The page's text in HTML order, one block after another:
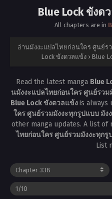
Blue Lock ขังด
All chapters are in
อ่านมังงะแปลไทยก่อนใคร ศูนย์ร
Lock ขังดวลแข้ง › Blue
Read the latest manga Blue
นมังงะแปลไทยก่อนใคร ศูนย์รว
Blue Lock ขังดวลแข้งis always
ใคร ศูนย์รวมมังงะทุกรูปแบบ มั
other manga updates. A list of
ไทยก่อนใคร ศูนย์รวมมังงะทุก
List